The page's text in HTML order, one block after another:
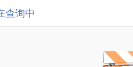
查询中